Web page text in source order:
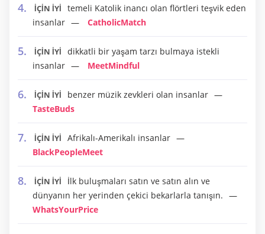
İÇİN İYİ
temeli Katolik inancı olan flörtleri teşvik eden
insanlar
CatholicMatch
İÇİN İYİ
dikkatli bir yaşam tarzı bulmaya istekli
insanlar
MeetMindful
İÇİN İYİ
benzer müzik zevkleri olan insanlar
TasteBuds
İÇİN İYİ
Afrikalı-Amerikalı insanlar
BlackPeopleMeet
İÇİN İYİ
İlk buluşmaları satın ve satın alın ve
dünyanın her yerinden çekici bekarlarla tanışın.
WhatsYourPrice